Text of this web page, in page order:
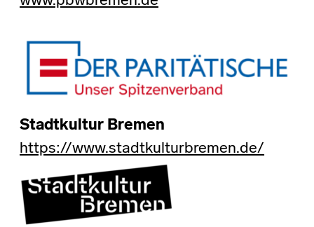
Stadtkultur Bremen
https://www.stadtkulturbremen.de/